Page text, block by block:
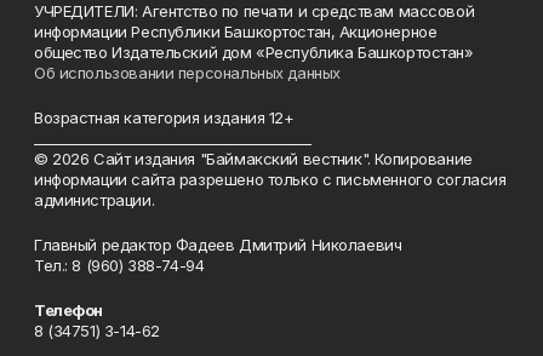
УЧРЕДИТЕЛИ: Агентство по печати и средствам массовой
информации Республики Башкортостан, Акционерное
общество Издательский дом «Республика Башкортостан»
Об использовании персональных данных
Возрастная категория издания 12+
© 2026 Сайт издания "Баймакский вестник". Копирование
информации сайта разрешено только с письменного согласия
администрации.
Главный редактор Фадеев Дмитрий Николаевич
Тел.: 8 (960) 388-74-94
Телефон
8 (34751) 3-14-62